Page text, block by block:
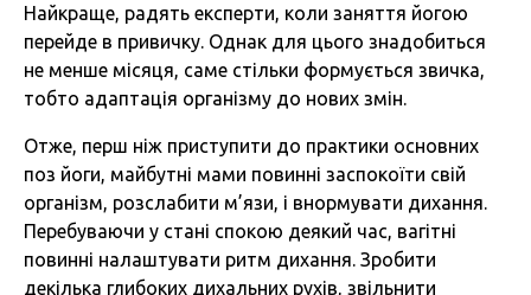
Найкраще, радять експерти, коли заняття йогою
перейде в привичку. Однак для цього знадобиться
не менше місяця, саме стільки формується звичка,
тобто адаптація організму до нових змін.
Отже, перш ніж приступити до практики основних
поз йоги, майбутні мами повинні заспокоїти свій
організм, розслабити м’язи, і внормувати дихання.
Перебуваючи у стані спокою деякий час, вагітні
повинні налаштувати ритм дихання. Зробити
декілька глибоких дихальних рухів, звільнити